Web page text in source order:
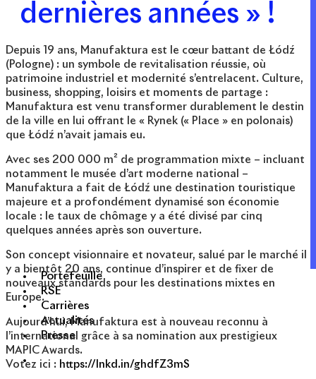
Portefeuille
RSE
Carrières
Actualités
Presse
dernières années » !
Depuis 19 ans, Manufaktura est le cœur battant de Łódź
(Pologne) : un symbole de revitalisation réussie, où
patrimoine industriel et modernité s’entrelacent. Culture,
business, shopping, loisirs et moments de partage :
Manufaktura est venu transformer durablement le destin
de la ville en lui offrant le « Rynek (« Place » en polonais)
que Łódź n’avait jamais eu.
Avec ses 200 000 m² de programmation mixte – incluant
notamment le musée d’art moderne national –
Manufaktura a fait de Łódź une destination touristique
majeure et a profondément dynamisé son économie
locale : le taux de chômage y a été divisé par cinq
quelques années après son ouverture.
Son concept visionnaire et novateur, salué par le marché il
y a bientôt 20 ans, continue d’inspirer et de fixer de
nouveaux standards pour les destinations mixtes en
Europe.
Aujourd’hui, Manufaktura est à nouveau reconnu à
l’international grâce à sa nomination aux prestigieux
MAPIC Awards.
Votez ici : https://lnkd.in/ghdfZ3mS